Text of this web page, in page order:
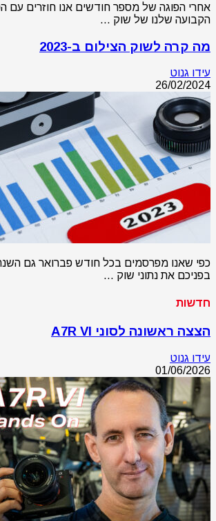
אחרי הפוגה של מספר חודשים אנו חוזרים עם
הקבועה שלנו של שוק …
מה קרה לשוק הצילום ב-2023
עידו גנוט
26/02/2024
כפי שאנו מפרסמים בכל חודש פברואר גם
בפניכם את נתוני שוק …
חדשות
הצצה ראשונה לסוני A7R VI
עידו גנוט
01/06/2026